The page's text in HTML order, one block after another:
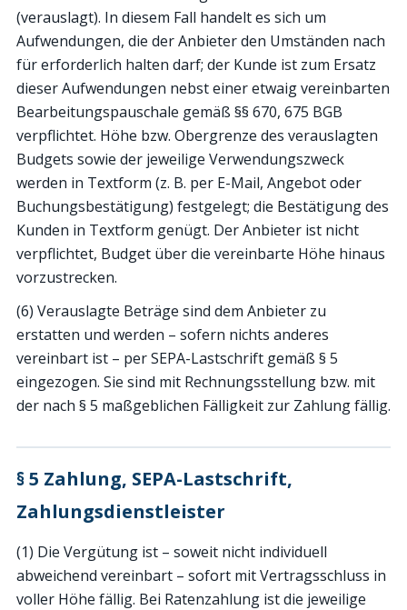
(verauslagt). In diesem Fall handelt es sich um
Aufwendungen, die der Anbieter den Umständen nach
für erforderlich halten darf; der Kunde ist zum Ersatz
dieser Aufwendungen nebst einer etwaig vereinbarten
Bearbeitungspauschale gemäß §§ 670, 675 BGB
verpflichtet. Höhe bzw. Obergrenze des verauslagten
Budgets sowie der jeweilige Verwendungszweck
werden in Textform (z. B. per E-Mail, Angebot oder
Buchungsbestätigung) festgelegt; die Bestätigung des
Kunden in Textform genügt. Der Anbieter ist nicht
verpflichtet, Budget über die vereinbarte Höhe hinaus
vorzustrecken.
(6) Verauslagte Beträge sind dem Anbieter zu
erstatten und werden – sofern nichts anderes
vereinbart ist – per SEPA-Lastschrift gemäß § 5
eingezogen. Sie sind mit Rechnungsstellung bzw. mit
der nach § 5 maßgeblichen Fälligkeit zur Zahlung fällig.
§ 5 Zahlung, SEPA-Lastschrift,
Zahlungsdienstleister
(1) Die Vergütung ist – soweit nicht individuell
abweichend vereinbart – sofort mit Vertragsschluss in
voller Höhe fällig. Bei Ratenzahlung ist die jeweilige